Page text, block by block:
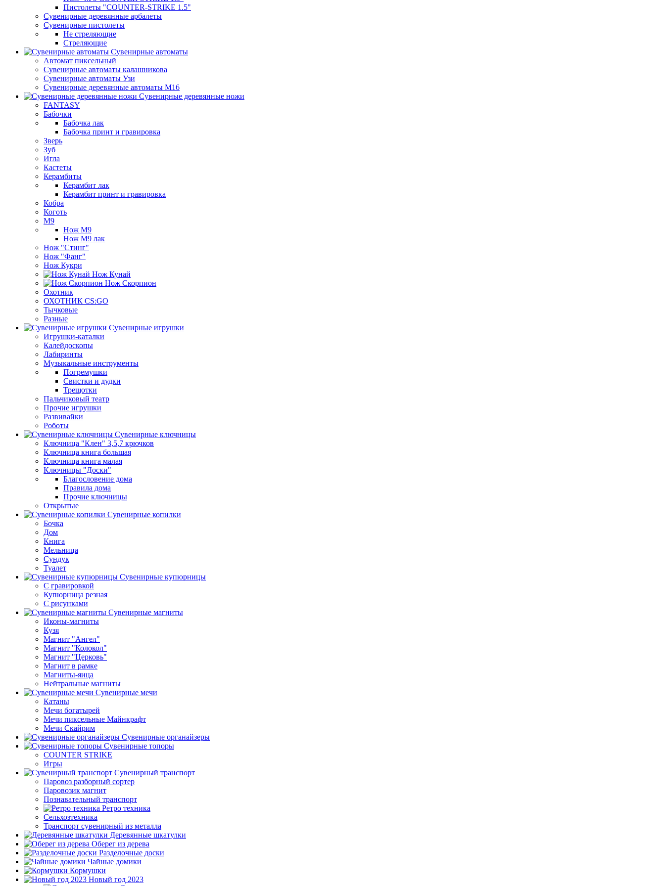
Пистолеты "COUNTER-STRIKE 1.5"
Сувенирные деревянные арбалеты
Сувенирные пистолеты
Не стреляющие
Стреляющие
Сувенирные автоматы
Автомат пиксельный
Сувенирные автоматы калашникова
Сувенирные автоматы Узи
Сувенирные деревянные автоматы М16
Сувенирные деревянные ножи
FANTASY
Бабочки
Бабочка лак
Бабочка принт и гравировка
Зверь
Зуб
Игла
Кастеты
Керамбиты
Керамбит лак
Керамбит принт и гравировка
Кобра
Коготь
М9
Нож М9
Нож М9 лак
Нож "Стинг"
Нож "Фанг"
Нож Кукри
Нож Кунай
Нож Скорпион
Охотник
ОХОТНИК CS:GO
Тычковые
Разные
Сувенирные игрушки
Игрушки-каталки
Калейдоскопы
Лабиринты
Музыкальные инструменты
Погремушки
Свистки и дудки
Трещотки
Пальчиковый театр
Прочие игрушки
Развивайки
Роботы
Сувенирные ключницы
Ключница "Клен" 3,5,7 крючков
Ключница книга большая
Ключница книга малая
Ключницы "Доски"
Благословение дома
Правила дома
Прочие ключницы
Открытые
Сувенирные копилки
Бочка
Дом
Книга
Мельница
Сундук
Туалет
Сувенирные купюрницы
C гравировкой
Купюрница резная
С рисунками
Сувенирные магниты
Иконы-магниты
Кузя
Магнит "Ангел"
Магнит "Колокол"
Магнит "Церковь"
Магнит в рамке
Магниты-яица
Нейтральные магниты
Сувенирные мечи
Катаны
Мечи богатырей
Мечи пиксельные Майнкрафт
Мечи Скайрим
Сувенирные органайзеры
Сувенирные топоры
COUNTER STRIKE
Игры
Сувенирный транспорт
Паровоз разборный сортер
Паровозик магнит
Познавательный транспорт
Ретро техника
Сельхозтехника
Транспорт сувенирный из металла
Деревянные шкатулки
Оберег из дерева
Разделочные доски
Чайные домики
Кормушки
Новый год 2023